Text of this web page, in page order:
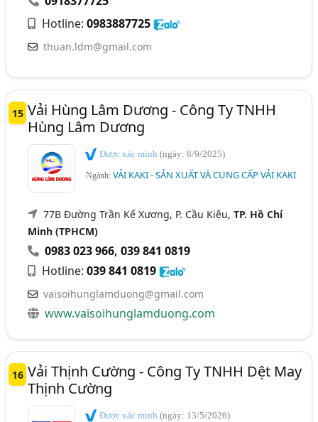
Hotline:0983887725
thuan.ldm@gmail.com
15 Vải Hùng Lâm Dương - Công Ty TNHH
Hùng Lâm Dương
Được xác minh(ngày: 8/9/2025)
Ngành:VẢI KAKI - SẢN XUẤT VÀ CUNG CẤP VẢI KAKI
77B Đường Trần Kế Xương, P. Cầu Kiệu,TP. Hồ Chí
Minh (TPHCM)
0983 023 966,039 841 0819
Hotline:039 841 0819
vaisoihunglamduong@gmail.com
www.vaisoihunglamduong.com
16 Vải Thịnh Cường - Công Ty TNHH Dệt May
Thịnh Cường
Được xác minh(ngày: 13/5/2026)